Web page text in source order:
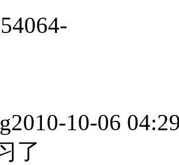
2010-10-06
了